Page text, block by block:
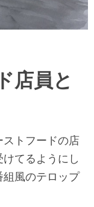
店員と
トフードの店
てるようにし
組風のテロップ